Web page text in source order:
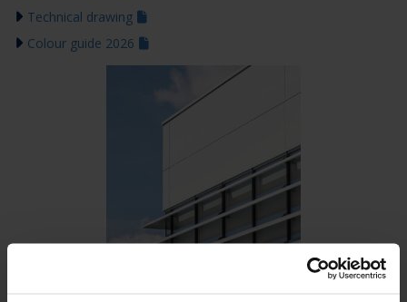
Technical drawing
Colour guide 2026